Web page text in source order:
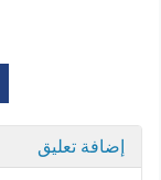
إضافة تعليق